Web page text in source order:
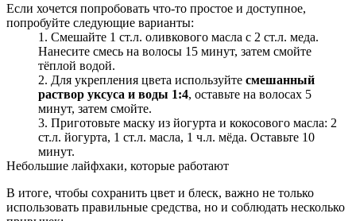
Если хочется попробовать что-то простое и доступное,
попробуйте следующие варианты:
Смешайте 1 ст.л. оливкового масла с 2 ст.л. меда.
Нанесите смесь на волосы 15 минут, затем смойте
тёплой водой.
Для укрепления цвета используйте смешанный
раствор уксуса и воды 1:4, оставьте на волосах 5
минут, затем смойте.
Приготовьте маску из йогурта и кокосового масла: 2
ст.л. йогурта, 1 ст.л. масла, 1 ч.л. мёда. Оставьте 10
минут.
Небольшие лайфхаки, которые работают
В итоге, чтобы сохранить цвет и блеск, важно не только
использовать правильные средства, но и соблюдать несколько